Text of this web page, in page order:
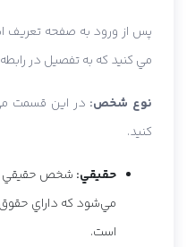
پس از ورود به صفحه
مي کنيد که به تفصيل در
نوع شخص: در اين قسمت مي
کنيد.
حقيقي: شخص حقيقي
مي‌شود که داراي
است.